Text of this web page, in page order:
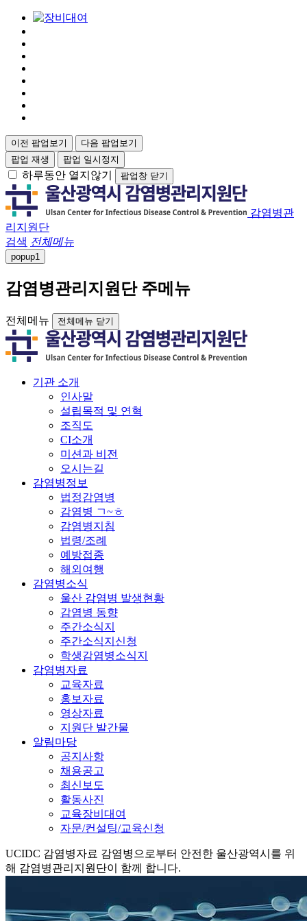
이전 팝업보기
다음 팝업보기
팝업 재생
팝업 일시정지
하루동안 열지않기 팝업창 닫기
감염병관
리지원단
검색 전체메뉴
popup1
감염병관리지원단 주메뉴
전체메뉴 전체메뉴 닫기
기관 소개
인사말
설립목적 및 연혁
조직도
CI소개
미션과 비전
오시는길
감염병정보
법정감염병
감염병 ㄱ~ㅎ
감염병지침
법령/조례
예방접종
해외여행
감염병소식
울산 감염병 발생현황
감염병 동향
주간소식지
주간소식지신청
학생감염병소식지
감염병자료
교육자료
홍보자료
영상자료
지원단 발간물
알림마당
공지사항
채용공고
최신보도
활동사진
교육장비대여
자문/컨설팅/교육신청
UCIDC 감염병자료 감염병으로부터 안전한 울산광역시를 위
해 감염병관리지원단이 함께 합니다.